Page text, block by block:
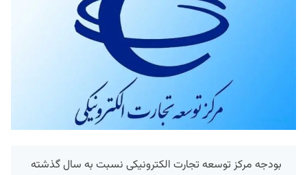
بودجه مرکز توسعه تجارت الکترونیکی نسبت به سال گذشته